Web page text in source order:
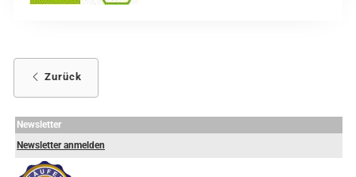
Zurück
Newsletter
Newsletter anmelden